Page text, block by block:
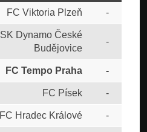
FC Viktoria Plzeň -
SK Dynamo České
Budějovice
-
FC Tempo Praha -
FC Písek -
FC Hradec Králové -